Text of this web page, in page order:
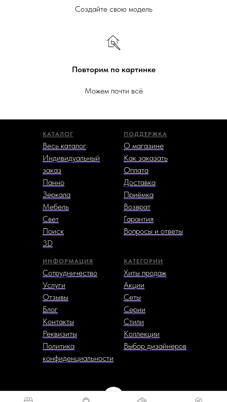
Создайте свою модель
Повторим по картинке
Можем почти всё
ПОДДЕРЖКА
О магазине
Как заказать
Оплата
Доставка
Приёмка
Возврат
Гарантия
Вопросы и ответы
ИНФОРМАЦИЯ
Сотрудничество
Услуги
Отзывы
Блог
Контакты
Реквизиты
Политика
конфиденциальности
КАТЕГОРИИ
Хиты продаж
Акции
Сеты
Серии
Стили
Коллекции
Выбор дизайнеров
Весь каталог
Индивидуальный
заказ
Панно
Зеркала
Мебель
Свет
Поиск
3D
КАТАЛОГ